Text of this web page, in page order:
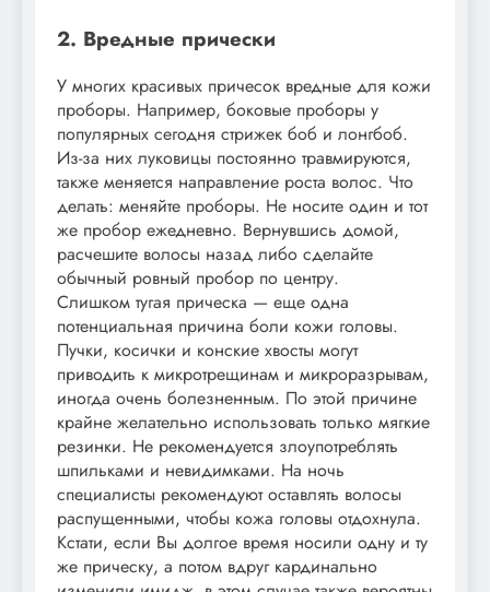
2. Вредные прически
У многих красивых причесок вредные для кожи
проборы. Например, боковые проборы у
популярных сегодня стрижек боб и лонгбоб.
Из-за них луковицы постоянно травмируются,
также меняется направление роста волос. Что
делать: меняйте проборы. Не носите один и тот
же пробор ежедневно. Вернувшись домой,
расчешите волосы назад либо сделайте
обычный ровный пробор по центру.
Слишком тугая прическа — еще одна
потенциальная причина боли кожи головы.
Пучки, косички и конские хвосты могут
приводить к микротрещинам и микроразрывам,
иногда очень болезненным. По этой причине
крайне желательно использовать только мягкие
резинки. Не рекомендуется злоупотреблять
шпильками и невидимками. На ночь
специалисты рекомендуют оставлять волосы
распущенными, чтобы кожа головы отдохнула.
Кстати, если Вы долгое время носили одну и ту
же прическу, а потом вдруг кардинально